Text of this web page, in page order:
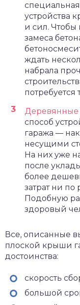
устройства
и сил. Чтобы
замеса
ждать
набрала
потребуется
Деревянные
способ
гаража —
несущими
На них уже
после
более
затрат ни
Подобную
здоровый
Все, описанные
плоской крыши
достоинства:
скорость
большой